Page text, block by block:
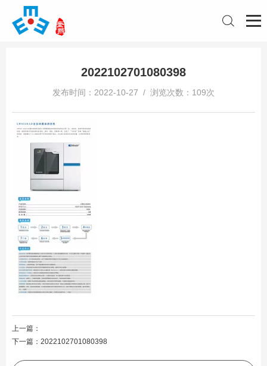
2022102701080398
发布时间：2022-10-27 / 浏览次数：109次
上一篇：
下一篇： 2022102701080398